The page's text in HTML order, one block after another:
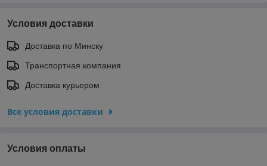
Условия доставки
Доставка по Минску
Транспортная компания
Доставка курьером
Все условия доставки
Условия оплаты